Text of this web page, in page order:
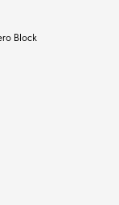
Block